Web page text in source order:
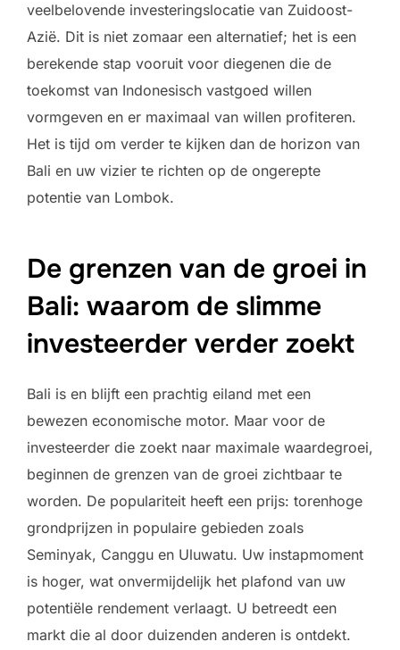
veelbelovende investeringslocatie van Zuidoost-
Azië. Dit is niet zomaar een alternatief; het is een
berekende stap vooruit voor diegenen die de
toekomst van Indonesisch vastgoed willen
vormgeven en er maximaal van willen profiteren.
Het is tijd om verder te kijken dan de horizon van
Bali en uw vizier te richten op de ongerepte
potentie van Lombok.
De grenzen van de groei in
Bali: waarom de slimme
investeerder verder zoekt
Bali is en blijft een prachtig eiland met een
bewezen economische motor. Maar voor de
investeerder die zoekt naar maximale waardegroei,
beginnen de grenzen van de groei zichtbaar te
worden. De populariteit heeft een prijs: torenhoge
grondprijzen in populaire gebieden zoals
Seminyak, Canggu en Uluwatu. Uw instapmoment
is hoger, wat onvermijdelijk het plafond van uw
potentiële rendement verlaagt. U betreedt een
markt die al door duizenden anderen is ontdekt.